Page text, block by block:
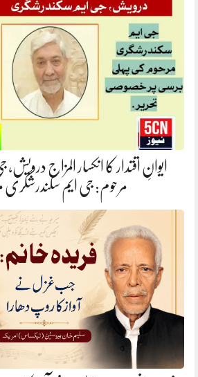
ایوانِ اقتدار کا انکسار المزاج
مرحوم: جی ایم